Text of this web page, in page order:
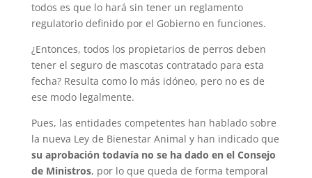
todos es que lo hará sin tener un reglamento
regulatorio definido por el Gobierno en funciones.
¿Entonces, todos los propietarios de perros deben
tener el seguro de mascotas contratado para esta
fecha? Resulta como lo más idóneo, pero no es de
ese modo legalmente.
Pues, las entidades competentes han hablado sobre
la nueva Ley de Bienestar Animal y han indicado que
su aprobación todavía no se ha dado en el Consejo
de Ministros, por lo que queda de forma temporal